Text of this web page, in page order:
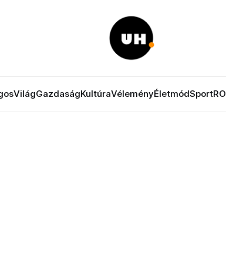
VilágGazdaságKultúraVéleményÉletmódSportRO